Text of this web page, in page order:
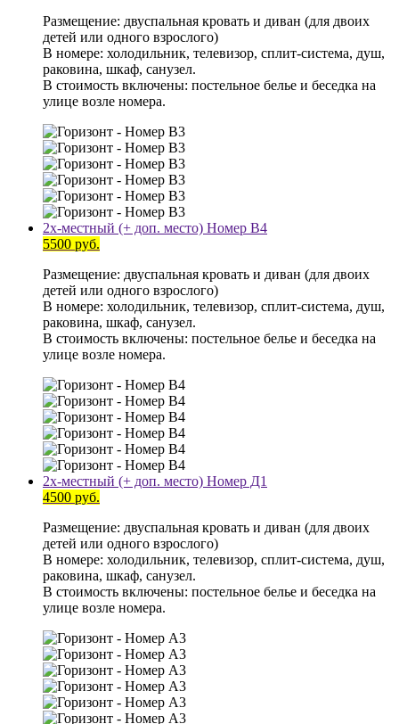
Размещение: двуспальная кровать и диван (для двоих
детей или одного взрослого)
В номере: холодильник, телевизор, сплит-система, душ,
раковина, шкаф, санузел.
В стоимость включены: постельное белье и беседка на
улице возле номера.
2х-местный (+ доп. место) Номер В4
5500 руб.
Размещение: двуспальная кровать и диван (для двоих
детей или одного взрослого)
В номере: холодильник, телевизор, сплит-система, душ,
раковина, шкаф, санузел.
В стоимость включены: постельное белье и беседка на
улице возле номера.
2х-местный (+ доп. место) Номер Д1
4500 руб.
Размещение: двуспальная кровать и диван (для двоих
детей или одного взрослого)
В номере: холодильник, телевизор, сплит-система, душ,
раковина, шкаф, санузел.
В стоимость включены: постельное белье и беседка на
улице возле номера.